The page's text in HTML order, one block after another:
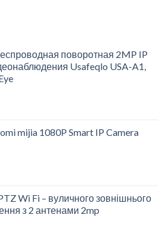
поворотная 2MP IP
Usafeqlo USA-A1,
mijia 1080P Smart IP Camera
Wi Fi – вуличного зовнішнього
з 2 антенами 2mp